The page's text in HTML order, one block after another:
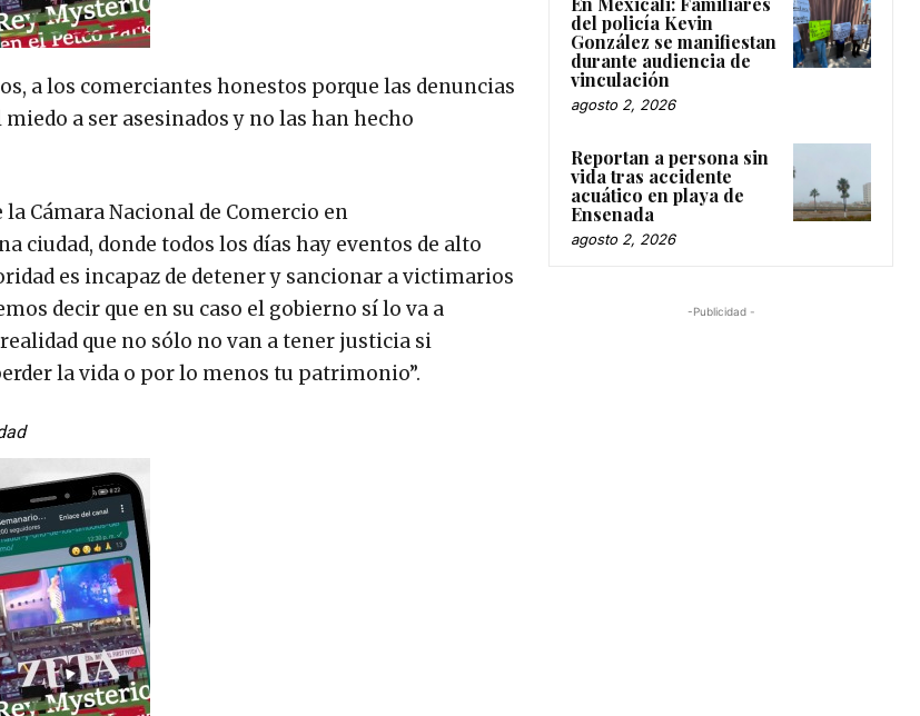
a los comerciantes honestos porque las denuncias
a ser asesinados y no las han hecho
Cámara Nacional de Comercio en
ciudad, donde todos los días hay eventos de alto
es incapaz de detener y sancionar a victimarios
decir que en su caso el gobierno sí lo va a
que no sólo no van a tener justicia si
la vida o por lo menos tu patrimonio”.
del policía Kevin
González se manifiestan
durante audiencia de
vinculación
agosto 2, 2026
Reportan a persona sin
vida tras accidente
acuático en playa de
Ensenada
agosto 2, 2026
-Publicidad -